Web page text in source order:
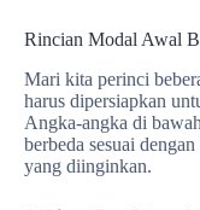
Rincian Modal Awal
Mari kita perinci
harus dipersiapkan
Angka-angka di
berbeda sesuai
yang diinginkan.